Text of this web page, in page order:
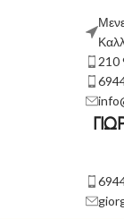
210